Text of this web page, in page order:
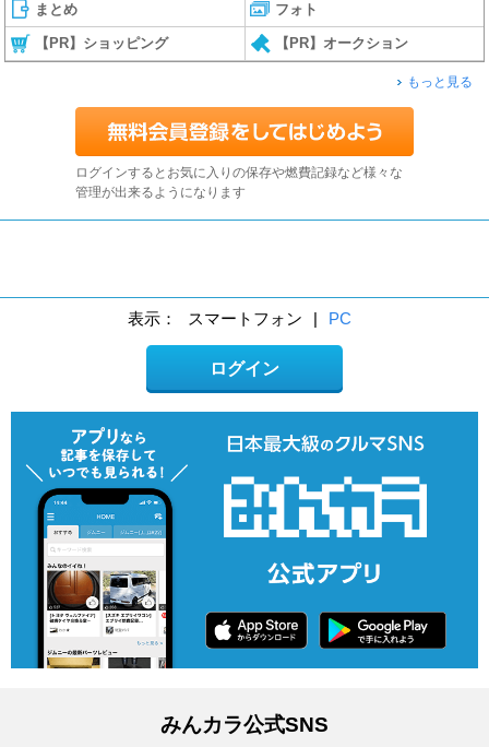
まとめ フォト
【PR】ショッピング 【PR】オークション
もっと見る
ログインするとお気に入りの保存や燃費記録など様々な
管理が出来るようになります
表示： スマートフォン | PC
ログイン
みんカラ公式SNS